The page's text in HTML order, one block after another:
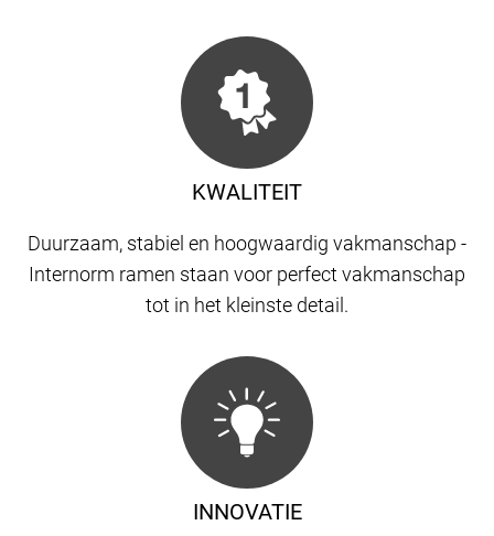
KWALITEIT
Duurzaam, stabiel en hoogwaardig vakmanschap -
Internorm ramen staan ​​voor perfect vakmanschap
tot in het kleinste detail.
INNOVATIE